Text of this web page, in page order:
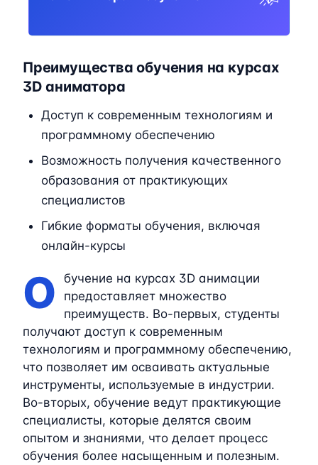
Преимущества обучения на курсах
3D аниматора
Доступ к современным технологиям и
программному обеспечению
Возможность получения качественного
образования от практикующих
специалистов
Гибкие форматы обучения, включая
онлайн-курсы
О
бучение на курсах 3D анимации
предоставляет множество
преимуществ. Во-первых, студенты
получают доступ к современным
технологиям и программному обеспечению,
что позволяет им осваивать актуальные
инструменты, используемые в индустрии.
Во-вторых, обучение ведут практикующие
специалисты, которые делятся своим
опытом и знаниями, что делает процесс
обучения более насыщенным и полезным.